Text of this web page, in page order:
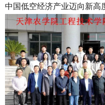
中国低空经济产业迈向新高